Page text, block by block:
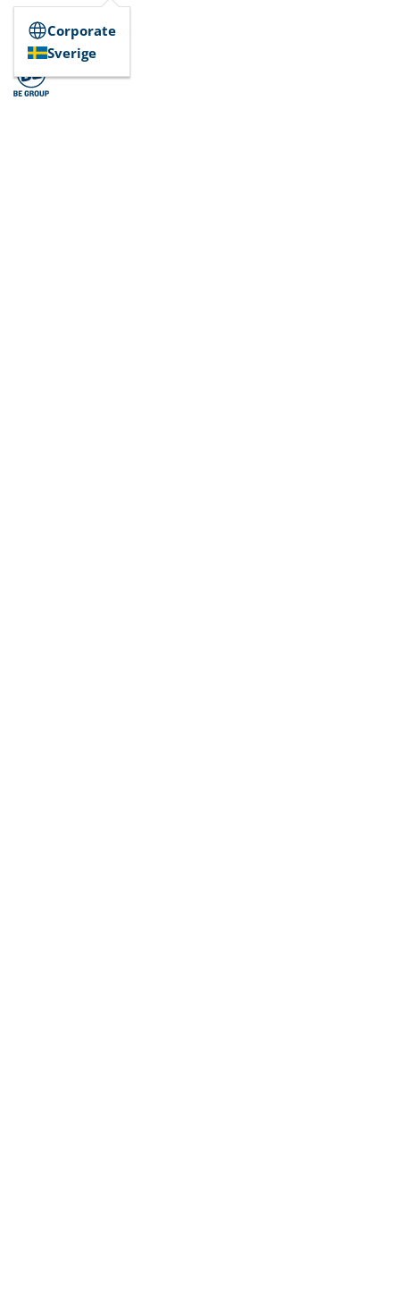
Corporate
Sverige